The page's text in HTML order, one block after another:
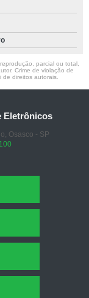
parcial ou total,
Crime de violação de
de direitos autorais
Eletrônicos
Osasco - SP